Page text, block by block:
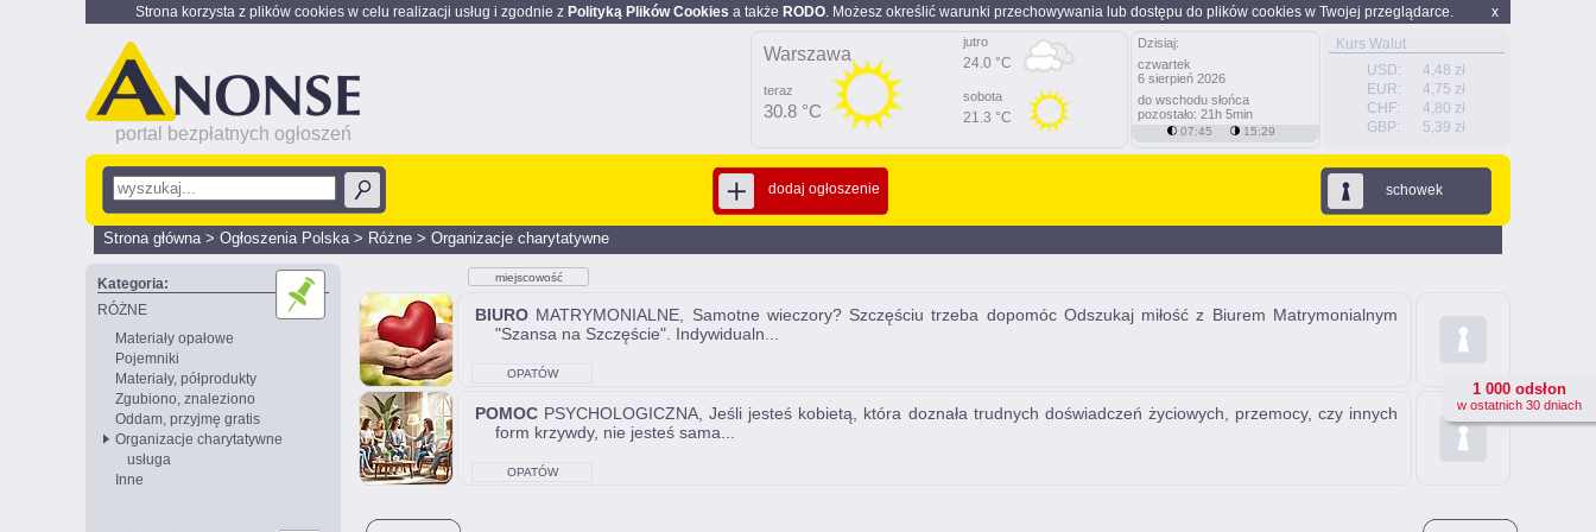
x
Strona korzysta z plików cookies w celu realizacji usług i zgodnie z Polityką Plików Cookies a także RODO. Możesz określić warunki przechowywania lub dostępu do plików cookies w Twojej przeglądarce.
portal bezpłatnych ogłoszeń
Kurs Walut
USD:
4,48 zł
EUR:
4,75 zł
CHF:
4,80 zł
GBP:
5,39 zł
Warszawa
teraz
30.8 °C
jutro
24.0 °C
sobota
21.3 °C
Dzisiaj:
czwartek
6 sierpień 2026
do wschodu słońca
pozostało: 21h 5min
07:45 15:29
schowek
dodaj ogłoszenie
Strona główna> Ogłoszenia Polska> Różne > Organizacje charytatywne
Kategoria:
RÓŻNE
Materiały opałowe
Pojemniki
Materiały, półprodukty
Zgubiono, znaleziono
Oddam, przyjmę gratis
Organizacje charytatywne
usługa
Inne
1 000 odsłon
w ostatnich 30 dniach
miejscowość
BIURO MATRYMONIALNE, Samotne wieczory? Szczęściu trzeba dopomóc Odszukaj miłość z Biurem Matrymonialnym
"Szansa na Szczęście". Indywidualn...
OPATÓW
POMOC PSYCHOLOGICZNA, Jeśli jesteś kobietą, która doznała trudnych doświadczeń życiowych, przemocy, czy innych
form krzywdy, nie jesteś sama...
OPATÓW